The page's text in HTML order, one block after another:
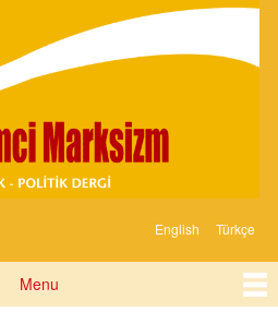
English Türkçe
Menu